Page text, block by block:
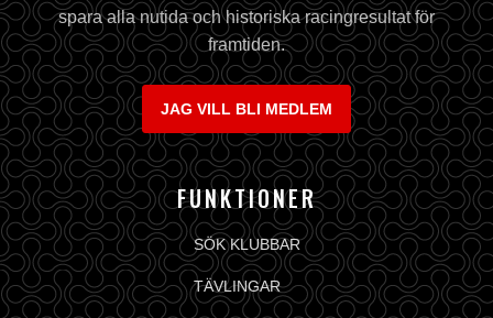
spara alla nutida och historiska racingresultat för
framtiden.
JAG VILL BLI MEDLEM
FUNKTIONER
SÖK KLUBBAR
TÄVLINGAR